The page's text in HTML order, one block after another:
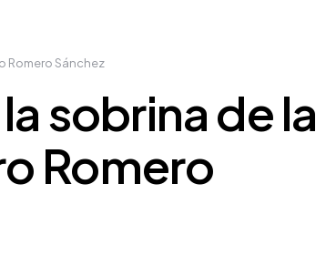
sobrina de la
Romero
Romero Sánchez